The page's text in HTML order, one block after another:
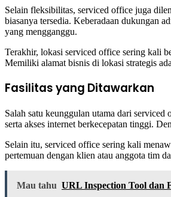
Selain fleksibilitas, serviced office juga
biasanya tersedia. Keberadaan dukungan
yang mengganggu.
Terakhir, lokasi serviced office sering kali
Memiliki alamat bisnis di lokasi strategis
Fasilitas yang Ditawarkan
Salah satu keunggulan utama dari
serta akses internet berkecepatan tinggi.
Selain itu, serviced office sering kali
pertemuan dengan klien atau anggota tim
Mau tahu URL Inspection Tool dan